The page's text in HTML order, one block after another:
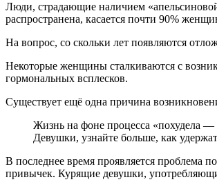
Люди, страдающие наличием
распространена, касается почти 90%
На вопрос, со скольки лет появляются
Некоторые женщины сталкиваются с
гормональных всплесков.
Существует ещё одна причина
Жизнь на фоне процесса «похудела —
Девушки, узнайте больше, как
В последнее время проявляется проблема
привычек. Курящие девушки,